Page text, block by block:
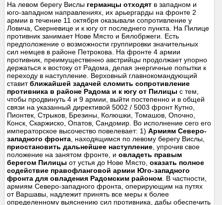
На левом берегу Вислы германцы отходят в западном и
юго-западном направлениях, их арьергарды на фронте 2
армии в течение 11 октября оказывали сопротивление у
Ловича, Скерневице и к югу от последнего пункта. На Пилице
противник занимает Нове Място и Бялобржеги. Есть
предположение о возможности группировки значительных
сил немцев в районе Петрокова. На фронте 4 армии
противник, преимущественно австрийцы продолжает упорно
держаться к востоку от Радома, делая энергичные попытки к
переходу в наступление. Верховный главнокомандующий
ставитближайшей задачей сломить сопротивление
противника в районе Радома и к югу от Пилицы с тем,
чтобы продвинуть 4 и 9 армии, выйти постепенно и в общей
связи на указанный директивой 5002 / 5003 фронт Кутно,
Пионтек, Стрыков, Брезины, Колюшки, Томашов, Опочно,
Конск, Скаржиско, Опатов, Сандомир. Во исполнение сего его
императорское высочество повелевает: 1)Армиям Северо-
западного фронта , находящимся по левому берегу Вислы,
приостановить дальнейшее наступление , упрочив свое
положение на занятом фронте, иовладеть правым
берегом Пилицы от устья до Нове Място,оказать полное
содействие правофланговой армии Юго-западного
фронта для овладения Радомским районом . В частности,
армиям Северо-западного фронта, оперирующим на путях
от Варшавы, надлежит принять все меры к более
определенному выяснению сил противника, дабы обеспечить